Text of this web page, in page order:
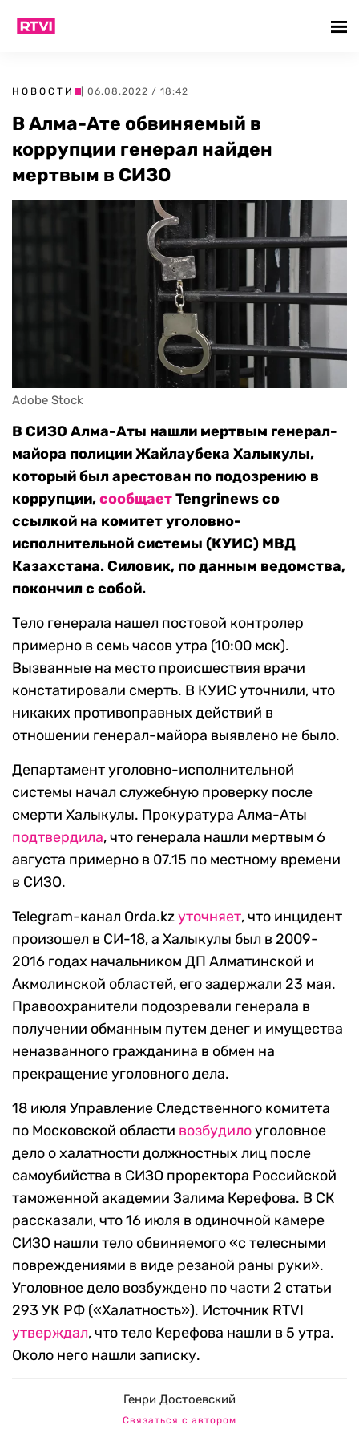
НОВОСТИ | 06.08.2022 / 18:42
В Алма-Ате обвиняемый в
коррупции генерал найден
мертвым в СИЗО
Adobe Stock
В СИЗО Алма-Аты нашли мертвым генерал-
майора полиции Жайлаубека Халыкулы,
который был арестован по подозрению в
коррупции,сообщаетTengrinews со
ссылкой на комитет уголовно-
исполнительной системы (КУИС) МВД
Казахстана. Силовик, по данным ведомства,
покончил с собой.
Тело генерала нашел постовой контролер
примерно в семь часов утра (10:00 мск).
Вызванные на место происшествия врачи
констатировали смерть. В КУИС уточнили, что
никаких противоправных действий в
отношении генерал-майора выявлено не было.
Департамент уголовно-исполнительной
системы начал служебную проверку после
смерти Халыкулы. Прокуратура Алма-Аты
подтвердила, что генерала нашли мертвым 6
августа примерно в 07.15 по местному времени
в СИЗО.
Telegram-канал Orda.kzуточняет, что инцидент
произошел в СИ-18, а Халыкулы был в 2009-
2016 годах начальником ДП Алматинской и
Акмолинской областей, его задержали 23 мая.
Правоохранители подозревали генерала в
получении обманным путем денег и имущества
неназванного гражданина в обмен на
прекращение уголовного дела.
18 июля Управление Следственного комитета
по Московской области возбудилоуголовное
дело о халатности должностных лиц после
самоубийства в СИЗО проректора Российской
таможенной академии Залима Керефова. В СК
рассказали, что 16 июля в одиночной камере
СИЗО нашли тело обвиняемого «с телесными
повреждениями в виде резаной раны руки».
Уголовное дело возбуждено по части 2 статьи
293 УК РФ («Халатность»). Источник RTVI
утверждал, что тело Керефова нашли в 5 утра.
Около него нашли записку.
Генри Достоевский
Связаться с автором